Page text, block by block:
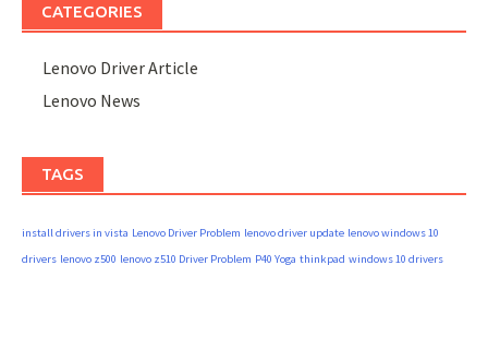
CATEGORIES
Lenovo Driver Article
Lenovo News
TAGS
install drivers in vista Lenovo Driver Problem lenovo driver update lenovo windows 10
drivers lenovo z500 lenovo z510 Driver Problem P40 Yoga thinkpad windows 10 drivers